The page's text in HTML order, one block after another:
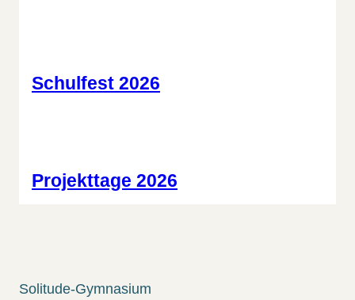
Schulfest 2026
Projekttage 2026
Solitude-Gymnasium